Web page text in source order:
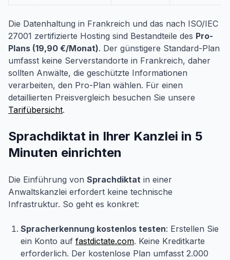
Die Datenhaltung in Frankreich und das nach ISO/IEC
27001 zertifizierte Hosting sind Bestandteile des Pro-
Plans (19,90 €/Monat). Der günstigere Standard-Plan
umfasst keine Serverstandorte in Frankreich, daher
sollten Anwälte, die geschützte Informationen
verarbeiten, den Pro-Plan wählen. Für einen
detaillierten Preisvergleich besuchen Sie unsere
Tarifübersicht.
Sprachdiktat in Ihrer Kanzlei in 5
Minuten einrichten
Die Einführung von Sprachdiktat in einer
Anwaltskanzlei erfordert keine technische
Infrastruktur. So geht es konkret:
Spracherkennung kostenlos testen: Erstellen Sie
ein Konto auf fastdictate.com. Keine Kreditkarte
erforderlich. Der kostenlose Plan umfasst 2.000